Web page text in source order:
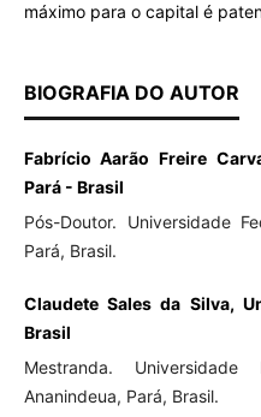
máximo para o capital é
BIOGRAFIA DO AUTOR
Fabrício Aarão Freire
Pará - Brasil
Pós-Doutor. Universidade
Pará, Brasil.
Claudete Sales da Silva,
Brasil
Mestranda.
Ananindeua, Pará, Brasil.